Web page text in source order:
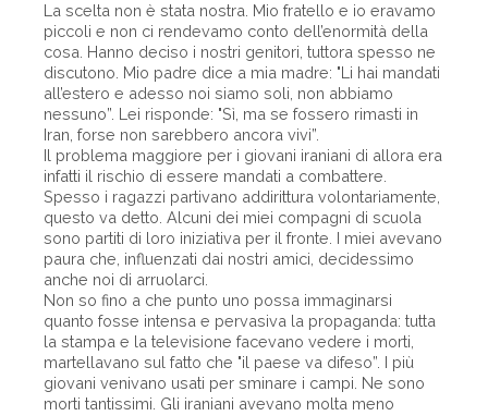
La scelta non è stata nostra. Mio fratello e io eravamo
piccoli e non ci rendevamo conto dell’enormità della
cosa. Hanno deciso i nostri genitori, tuttora spesso ne
discutono. Mio padre dice a mia madre: "Li hai mandati
all’estero e adesso noi siamo soli, non abbiamo
nessuno”. Lei risponde: "Sì, ma se fossero rimasti in
Iran, forse non sarebbero ancora vivi”.
Il problema maggiore per i giovani iraniani di allora era
infatti il rischio di essere mandati a combattere.
Spesso i ragazzi partivano addirittura volontariamente,
questo va detto. Alcuni dei miei compagni di scuola
sono partiti di loro iniziativa per il fronte. I miei avevano
paura che, influenzati dai nostri amici, decidessimo
anche noi di arruolarci.
Non so fino a che punto uno possa immaginarsi
quanto fosse intensa e pervasiva la propaganda: tutta
la stampa e la televisione facevano vedere i morti,
martellavano sul fatto che "il paese va difeso”. I più
giovani venivano usati per sminare i campi. Ne sono
morti tantissimi. Gli iraniani avevano molta meno